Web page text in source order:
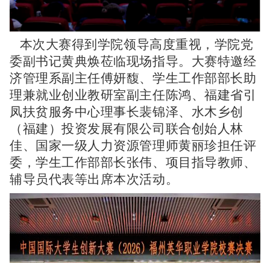
本次大赛得到学院领导高度重视，学院党
委副书记黄典焕莅临现场指导。大赛特邀经
济管理系副主任傅妍馥、学生工作部部长助
理兼就业创业教研室副主任陈鸿、福建省引
凤扶贫服务中心理事长裴锦泽、水木乡创
（福建）投资发展有限公司联合创始人林
佳、国家一级人力资源管理师黄丽珍担任评
委，学生工作部部长张伟、项目指导教师、
辅导员代表等出席本次活动。